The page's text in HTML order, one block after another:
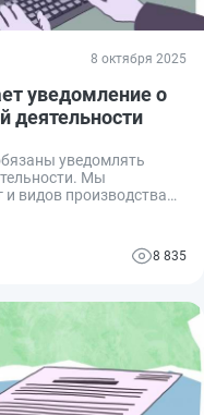
8 октября 2025
уведомление о
деятельности
уведомлять
Мы
и видов производства
если не направить
8 835